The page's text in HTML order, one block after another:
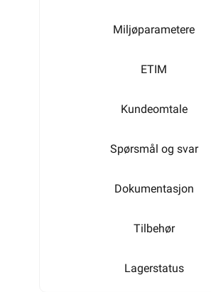
Miljøparametere
ETIM
Kundeomtale
Spørsmål og svar
Dokumentasjon
Tilbehør
Lagerstatus